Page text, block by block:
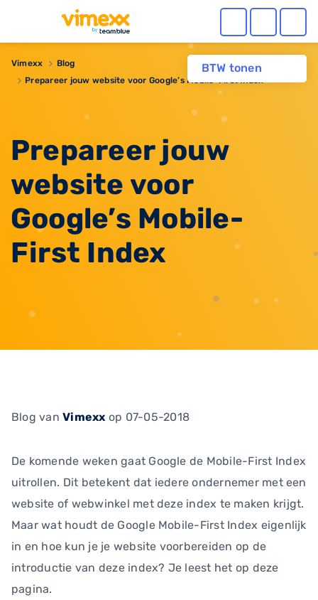
BTW tonen
Vimexx
Blog
Prepareer jouw website voor Google’s Mobile-First Index
Prepareer jouw
website voor
Google’s Mobile-
First Index
Blog vanVimexx op 07-05-2018
De komende weken gaat Google de Mobile-First Index
uitrollen. Dit betekent dat iedere ondernemer met een
website of webwinkel met deze index te maken krijgt.
Maar wat houdt de Google Mobile-First Index eigenlijk
in en hoe kun je je website voorbereiden op de
introductie van deze index? Je leest het op deze
pagina.